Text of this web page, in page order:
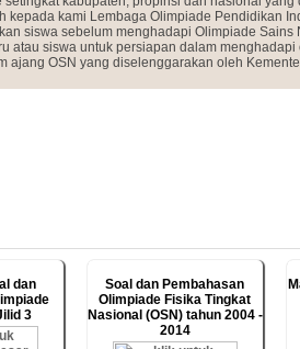
kepada kami Lembaga Olimpiade Pendidikan
siswa sebelum menghadapi Olimpiade Sains
atau siswa untuk persiapan dalam
ajang OSN yang diselenggarakan oleh
dan
3
Soal dan Pembahasan
Olimpiade Fisika Tingkat
Nasional (OSN) tahun 2004 -
2014